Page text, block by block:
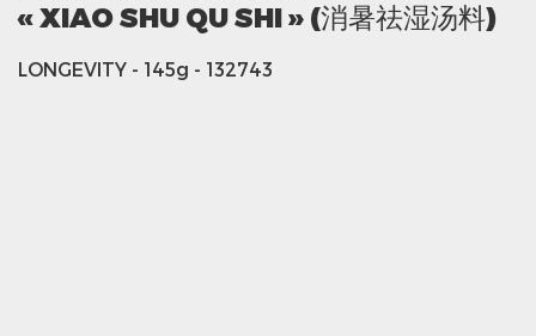
« XIAO SHU QU SHI » (消暑祛湿汤料)
LONGEVITY - 145g - 132743